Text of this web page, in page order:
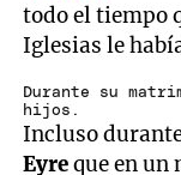
todo el tiempo
Iglesias le
Durante su
hijos.
Incluso
Eyreque en un